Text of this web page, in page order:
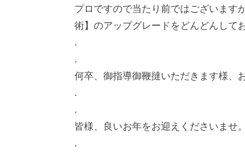
プロですので当たり前ではございます
術】のアップグレードをどんどんして
.
.
何卒、御指導御鞭撻いただきます様、
.
.
皆様、良いお年をお迎えくださいませ。
.